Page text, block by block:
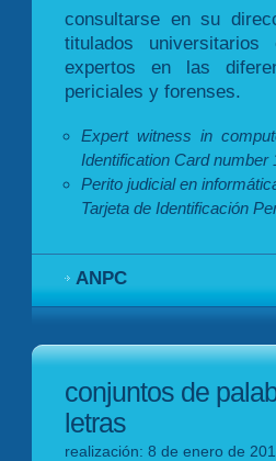
consultarse en su
titulados
expertos en las
periciales y forenses.
Expert witness in
Identification Card number
Perito judicial en
Tarjeta de Identificación
ANPC
conjuntos de
letras
realización: 8 de enero de